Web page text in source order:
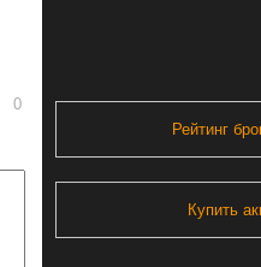
0
Рейтинг
Купить